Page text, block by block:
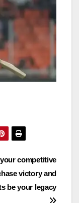
competitive
victory and
be your legacy